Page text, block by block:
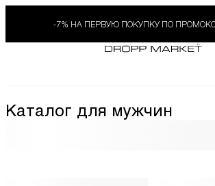
-7% НА ПЕРВУЮ ПОКУПКУ ПО
Каталог для мужчин